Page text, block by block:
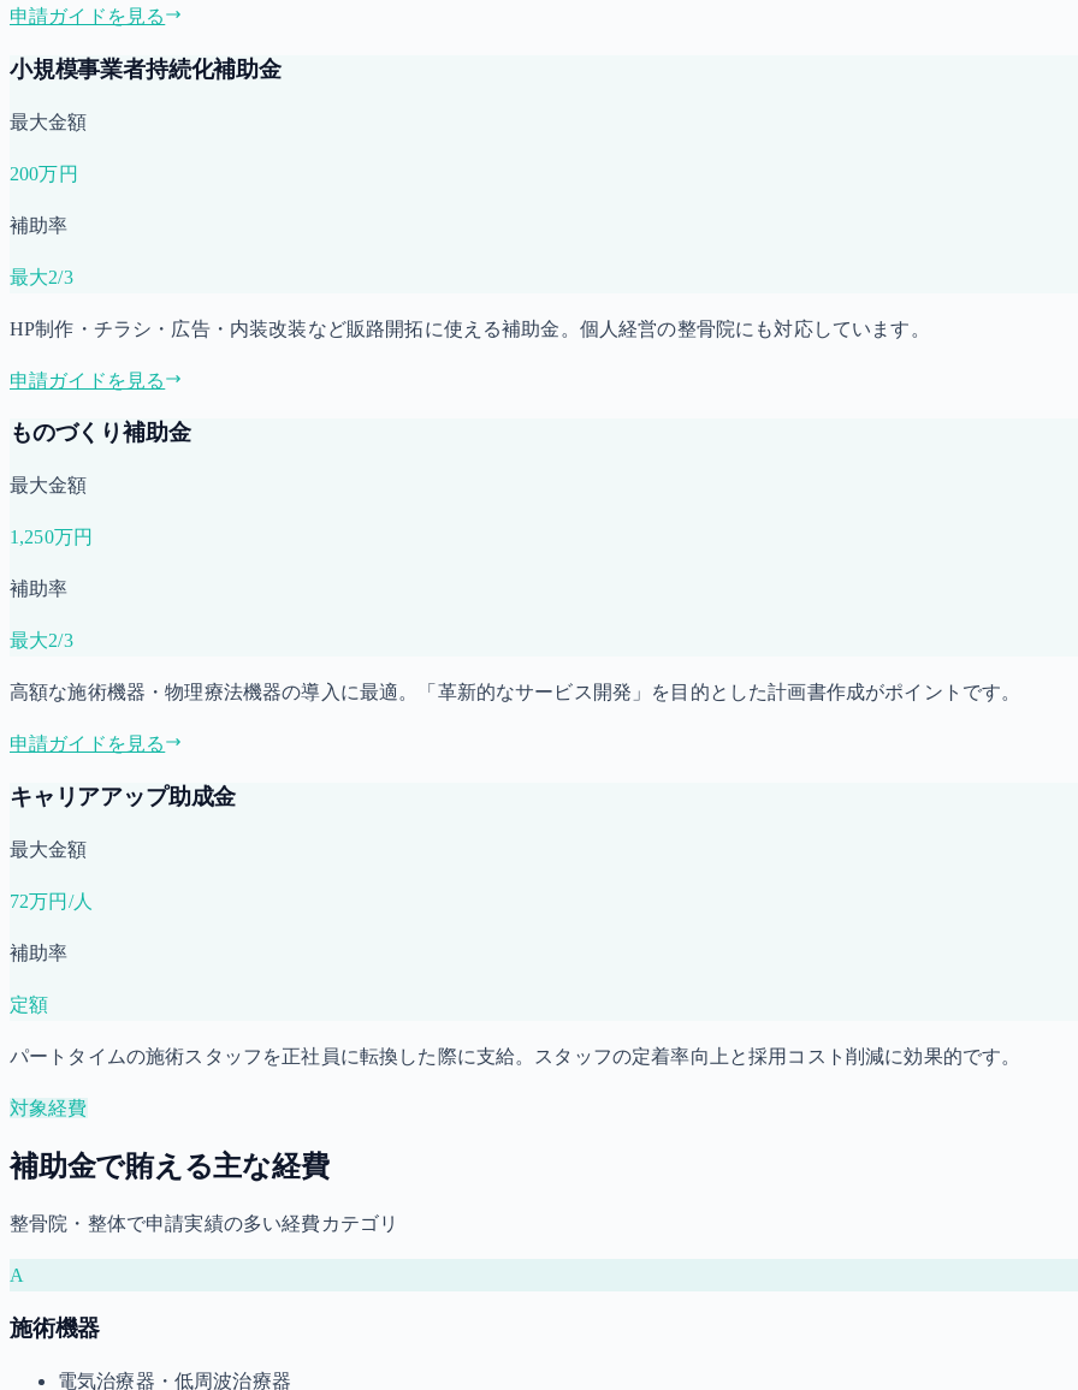
申請ガイドを見る
小規模事業者持続化補助金
最大金額
200万円
補助率
最大2/3
HP制作・チラシ・広告・内装改装など販路開拓に使える補助金。個人経営の整骨院にも対応しています。
申請ガイドを見る
ものづくり補助金
最大金額
1,250万円
補助率
最大2/3
高額な施術機器・物理療法機器の導入に最適。「革新的なサービス開発」を目的とした計画書作成がポイントです。
申請ガイドを見る
キャリアアップ助成金
最大金額
72万円/人
補助率
定額
パートタイムの施術スタッフを正社員に転換した際に支給。スタッフの定着率向上と採用コスト削減に効果的です。
対象経費
補助金で賄える主な経費
整骨院・整体で申請実績の多い経費カテゴリ
A
施術機器
電気治療器・低周波治療器